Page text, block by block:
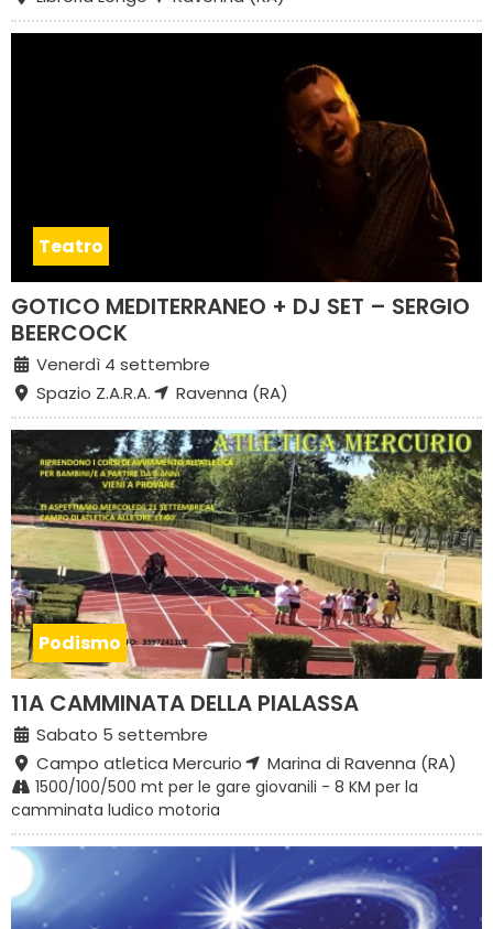
Teatro
GOTICO MEDITERRANEO + DJ SET – SERGIO
BEERCOCK
Venerdì 4 settembre
Spazio Z.A.R.A.
Ravenna (RA)
Podismo
11A CAMMINATA DELLA PIALASSA
Sabato 5 settembre
Campo atletica Mercurio
Marina di Ravenna (RA)
1500/100/500 mt per le gare giovanili - 8 KM per la
camminata ludico motoria